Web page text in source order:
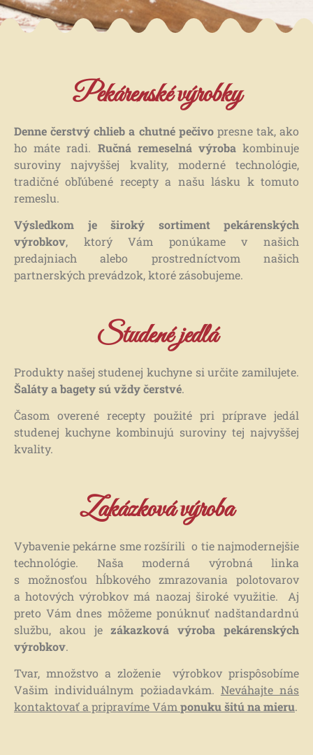
Pekárenské výrobky
Denne čerstvý chlieb a chutné pečivopresne tak, ako
ho máte radi. Ručná remeselná výrobakombinuje
suroviny najvyššej kvality, moderné technológie,
tradičné obľúbené recepty a našu lásku k tomuto
remeslu.
Výsledkom je široký sortiment pekárenských
výrobkov, ktorý Vám ponúkame v našich
predajniach alebo prostredníctvom našich
partnerských prevádzok, ktoré zásobujeme.
Studené jedlá
Produkty našej studenej kuchyne si určite zamilujete.
Šaláty a bagety sú vždy čerstvé.
Časom overené recepty použité pri príprave jedál
studenej kuchyne kombinujú suroviny tej najvyššej
kvality.
Zakázková výroba
Vybavenie pekárne sme rozšírili o tie najmodernejšie
technológie. Naša moderná výrobná linka
s možnosťou hĺbkového zmrazovania polotovarov
a hotových výrobkov má naozaj široké využitie. Aj
preto Vám dnes môžeme ponúknuť nadštandardnú
službu, akou je zákazková výroba pekárenských
výrobkov.
Tvar, množstvo a zloženie výrobkov prispôsobíme
Vašim individuálnym požiadavkám. Neváhajte nás
kontaktovať a pripravíme Vám ponuku šitú na mieru.